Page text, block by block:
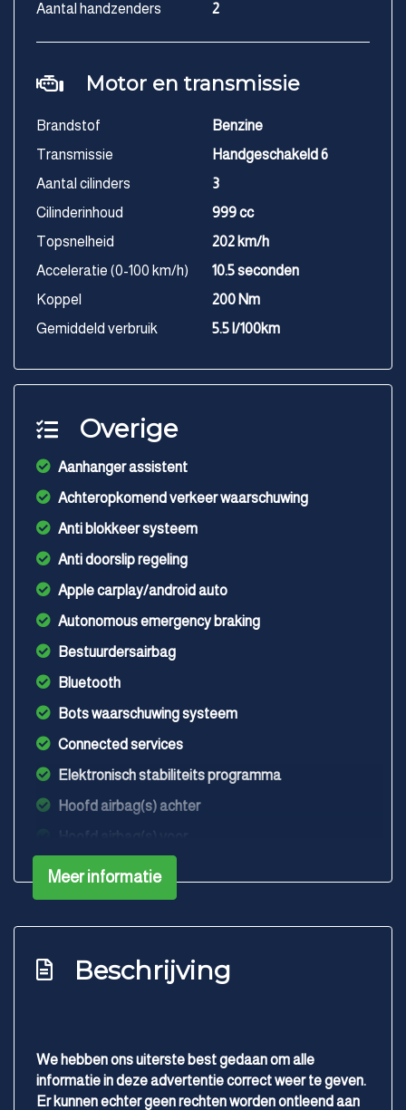
Aantal handzenders
2
Motor en transmissie
Brandstof
Benzine
Transmissie
Handgeschakeld 6
Aantal cilinders
3
Cilinderinhoud
999 cc
Topsnelheid
202 km/h
Acceleratie (0-100 km/h)
10.5 seconden
Koppel
200 Nm
Gemiddeld verbruik
5.5 l/100km
Overige
Aanhanger assistent
Achteropkomend verkeer waarschuwing
Anti blokkeer systeem
Anti doorslip regeling
Apple carplay/android auto
Autonomous emergency braking
Bestuurdersairbag
Bluetooth
Bots waarschuwing systeem
Connected services
Elektronisch stabiliteits programma
Hoofd airbag(s) achter
Keyless start
Kruisend verkeer detectie
Passagiersairbag
Rijstrooksensor met correctie
Zij airbag(s) voor
Exterieur
Meer informatie
Beschrijving
We hebben ons uiterste best gedaan om alle
informatie in deze advertentie correct weer te geven.
Er kunnen echter geen rechten worden ontleend aan